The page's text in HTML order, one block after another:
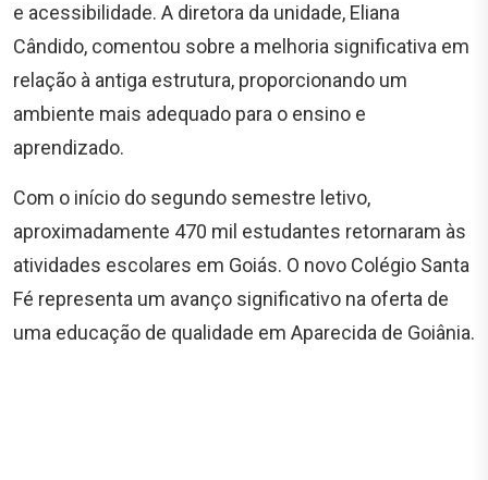
e acessibilidade. A diretora da unidade, Eliana
Cândido, comentou sobre a melhoria significativa em
relação à antiga estrutura, proporcionando um
ambiente mais adequado para o ensino e
aprendizado.
Com o início do segundo semestre letivo,
aproximadamente 470 mil estudantes retornaram às
atividades escolares em Goiás. O novo Colégio Santa
Fé representa um avanço significativo na oferta de
uma educação de qualidade em Aparecida de Goiânia.